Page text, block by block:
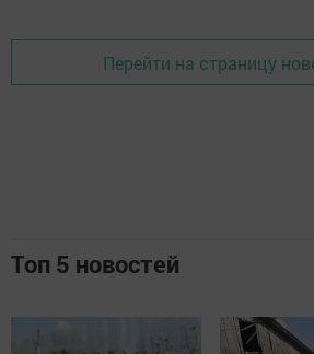
Перейти на страницу
Топ 5 новостей